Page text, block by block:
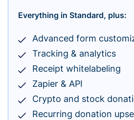
Everything in Standard, plus:
Advanced form
Tracking & analytics
Receipt whitelabeling
Zapier & API
Crypto and stock
Recurring donation